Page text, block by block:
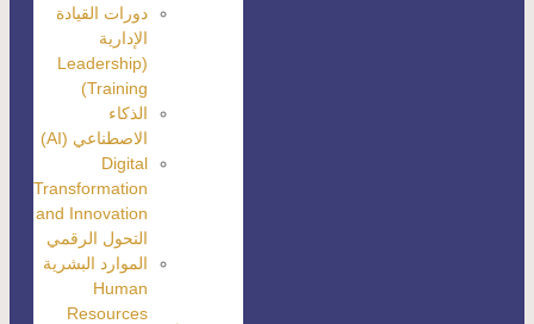
دورات القيادة
الإدارية
(Leadership
Training)
الذكاء
الاصطناعي (AI)
Digital
Transformation
and Innovation
التحول الرقمي
الموارد البشرية
Human
Resources